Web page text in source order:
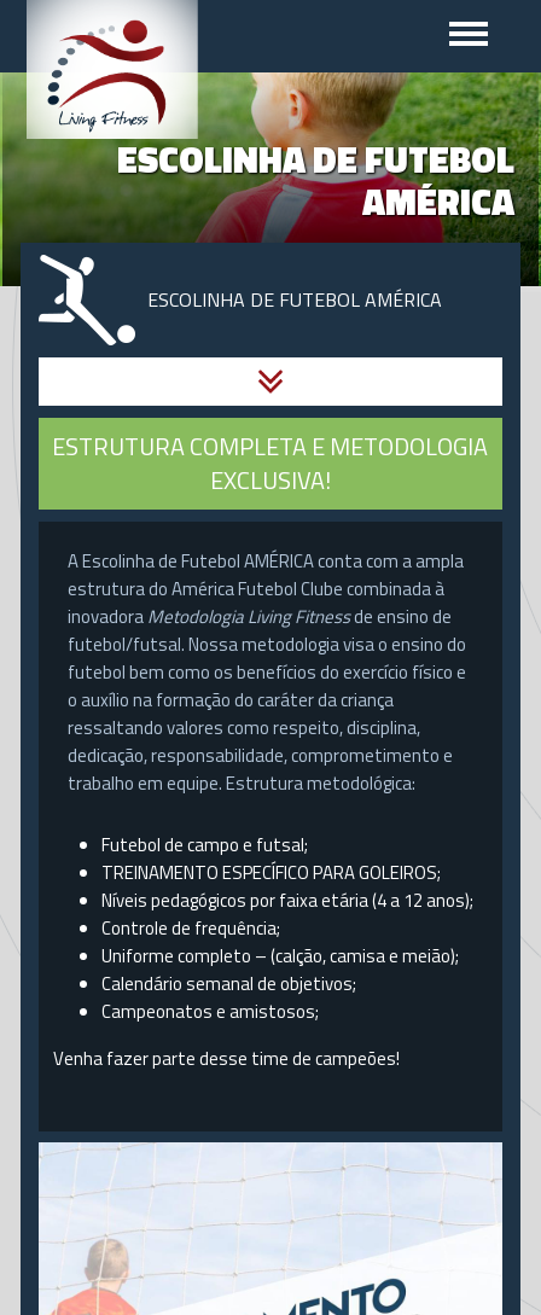
ESCOLINHA DE FUTEBOL
AMÉRICA
ESCOLINHA DE FUTEBOL AMÉRICA
CIRCUITO FUNCIONAL
LES MILLS BODYBALANCE
LES MILLS BODYPUMP
MUSCULAÇÃO
STRONG BY ZUMBA
YÔGA
ESTRUTURA COMPLETA E METODOLOGIA
EXCLUSIVA!
A Escolinha de Futebol AMÉRICA conta com a ampla
estrutura do América Futebol Clube combinada à
inovadoraMetodologia Living Fitnessde ensino de
futebol/futsal. Nossa metodologia visa o ensino do
futebol bem como os benefícios do exercício físico e
o auxílio na formação do caráter da criança
ressaltando valores como respeito, disciplina,
dedicação, responsabilidade, comprometimento e
trabalho em equipe. Estrutura metodológica:
Futebol de campo e futsal;
TREINAMENTO ESPECÍFICO PARA GOLEIROS;
Níveis pedagógicos por faixa etária (4 a 12 anos);
Controle de frequência;
Uniforme completo – (calção, camisa e meião);
Calendário semanal de objetivos;
Campeonatos e amistosos;
Venha fazer parte desse time de campeões!